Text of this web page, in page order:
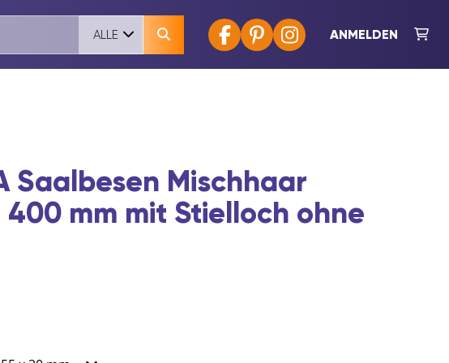
ANMELDEN
ALLE
Saalbesen Mischhaar
400 mm mit Stielloch ohne